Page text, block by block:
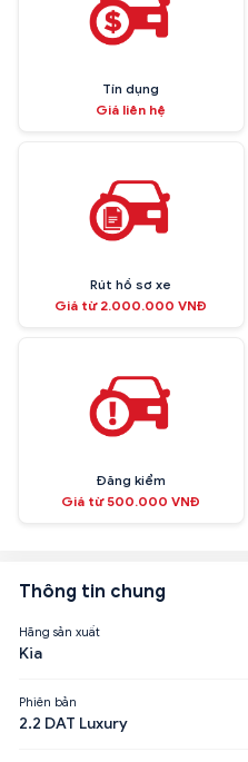
Tín dụng
Giá liên hệ
Rút hồ sơ xe
Giá từ 2.000.000 VNĐ
Đăng kiểm
Giá từ 500.000 VNĐ
Thông tin chung
Hãng sản xuất
Kia
Phiên bản
2.2 DAT Luxury